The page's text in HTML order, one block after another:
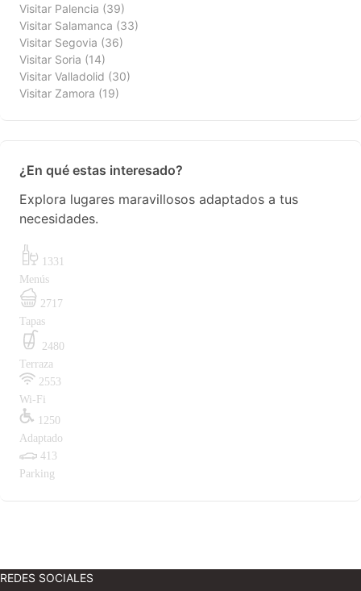
Visitar Palencia (39)
Visitar Salamanca (33)
Visitar Segovia (36)
Visitar Soria (14)
Visitar Valladolid (30)
Visitar Zamora (19)
¿En qué estas interesado?
Explora lugares maravillosos adaptados a tus
necesidades.
1331
Menús
2717
Tapas
2480
Terraza
2553
Wi-Fi
1250
Adaptado
413
Parking
REDES SOCIALES